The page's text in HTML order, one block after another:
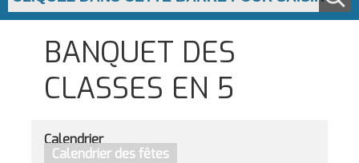
BANQUET DES
CLASSES EN 5
Calendrier
Calendrier des fêtes